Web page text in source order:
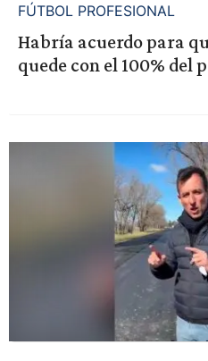
FÚTBOL PROFESIONAL
Habría acuerdo para
quede con el 100% del